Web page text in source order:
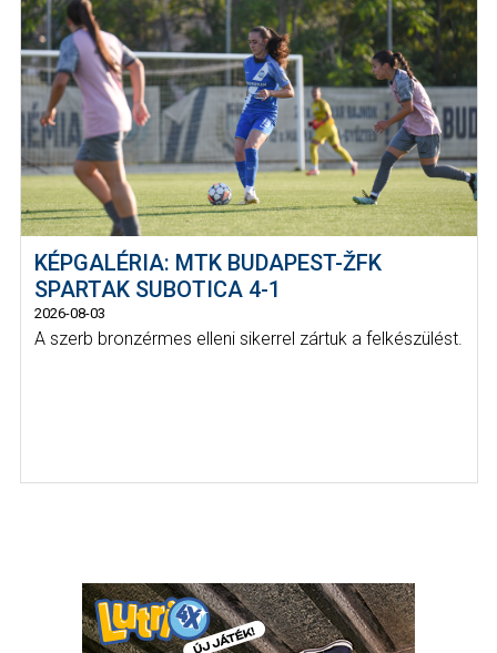
KÉPGALÉRIA: MTK BUDAPEST-ŽFK
SPARTAK SUBOTICA 4-1
2026-08-03
A szerb bronzérmes elleni sikerrel zártuk a felkészülést.